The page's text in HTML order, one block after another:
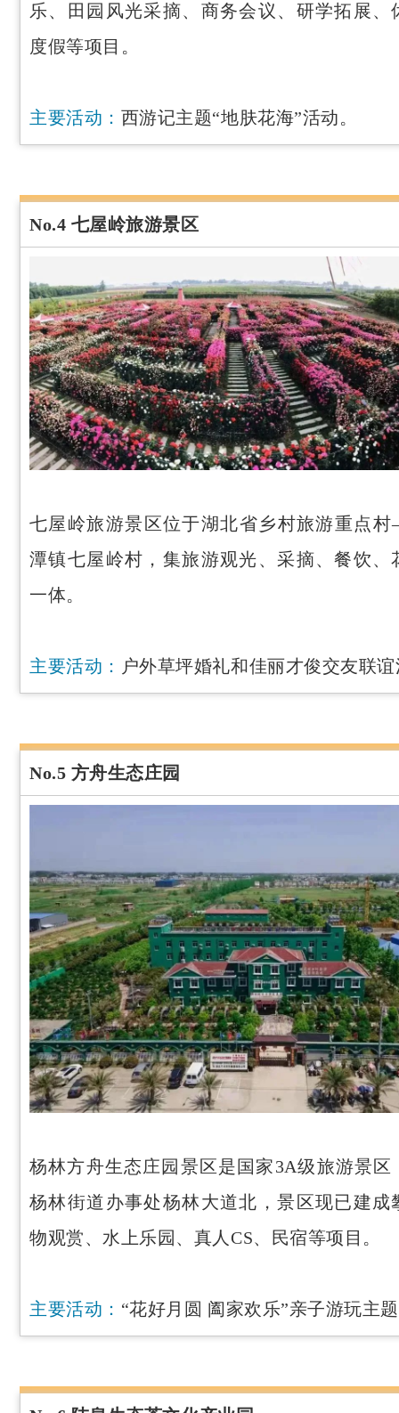
乐、田园风光采摘、商务会议、研学拓展、
度假等项目。
主要活动： 西游记主题“地肤花海”活动。
No.4 七屋岭旅游景区
七屋岭旅游景区位于湖北省乡村旅游重点
潭镇七屋岭村，集旅游观光、采摘、餐饮、
一体。
主要活动： 户外草坪婚礼和佳丽才俊交友联
No.5 方舟生态庄园
杨林方舟生态庄园景区是国家3A级旅游景区
杨林街道办事处杨林大道北，景区现已建成
物观赏、水上乐园、真人CS、民宿等项目。
主要活动： “花好月圆 阖家欢乐”亲子游玩主